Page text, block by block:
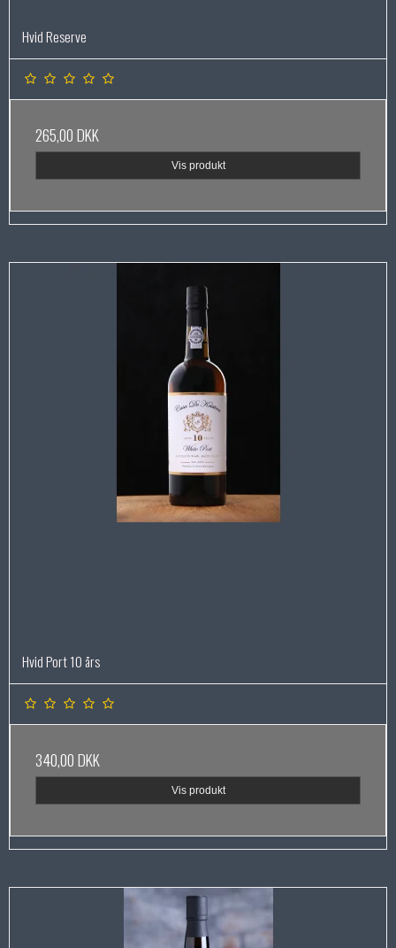
Hvid Reserve
265,00 DKK
Vis produkt
Hvid Port 10 års
340,00 DKK
Vis produkt